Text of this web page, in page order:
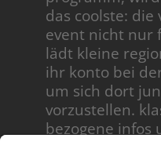
das coolste: die
event nicht nur
lädt kleine
ihr konto bei
um sich dort
vorzustellen.
bezogene infos